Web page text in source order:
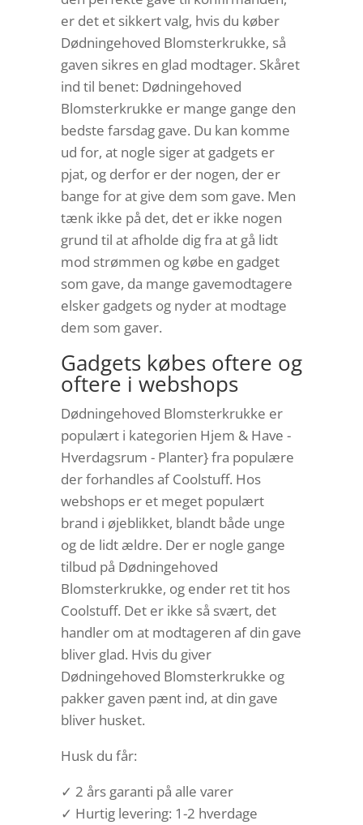
er det et sikkert valg, hvis du køber
Dødningehoved Blomsterkrukke, så
gaven sikres en glad modtager. Skåret
ind til benet: Dødningehoved
Blomsterkrukke er mange gange den
bedste farsdag gave. Du kan komme
ud for, at nogle siger at gadgets er
pjat, og derfor er der nogen, der er
bange for at give dem som gave. Men
tænk ikke på det, det er ikke nogen
grund til at afholde dig fra at gå lidt
mod strømmen og købe en gadget
som gave, da mange gavemodtagere
elsker gadgets og nyder at modtage
dem som gaver.
Gadgets købes oftere og
oftere i webshops
Dødningehoved Blomsterkrukke er
populært i kategorien Hjem & Have -
Hverdagsrum - Planter} fra populære
der forhandles af Coolstuff. Hos
webshops er et meget populært
brand i øjeblikket, blandt både unge
og de lidt ældre. Der er nogle gange
tilbud på Dødningehoved
Blomsterkrukke, og ender ret tit hos
Coolstuff. Det er ikke så svært, det
handler om at modtageren af din gave
bliver glad. Hvis du giver
Dødningehoved Blomsterkrukke og
pakker gaven pænt ind, at din gave
bliver husket.
Husk du får:
✓ 2 års garanti på alle varer
✓ Hurtig levering: 1-2 hverdage